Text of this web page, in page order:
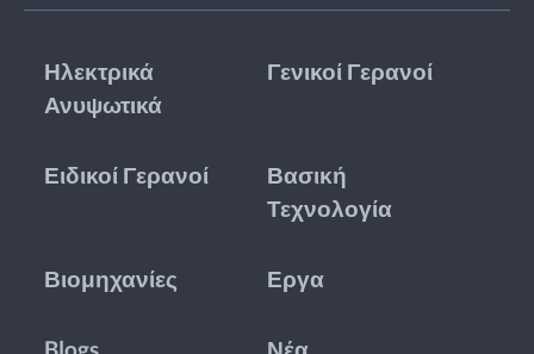
Ηλεκτρικά
Ανυψωτικά
Γενικοί Γερανοί
Ειδικοί Γερανοί
Βασική
Τεχνολογία
Βιομηχανίες Εργα